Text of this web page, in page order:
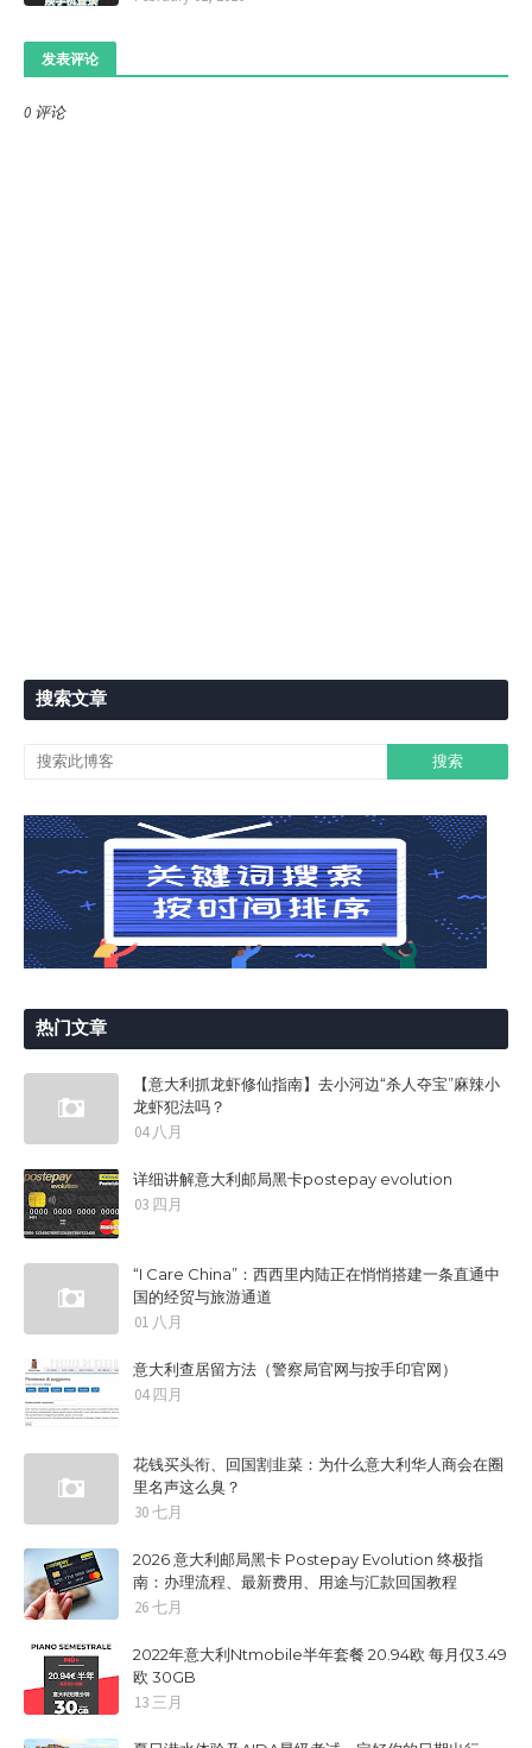
发表评论
0 评论
搜索文章
热门文章
【意大利抓龙虾修仙指南】去小河边“杀人夺宝”麻辣小
龙虾犯法吗？
04 八月
详细讲解意大利邮局黑卡postepay evolution
03 四月
“I Care China”：西西里内陆正在悄悄搭建一条直通中
国的经贸与旅游通道
01 八月
意大利查居留方法（警察局官网与按手印官网）
04 四月
花钱买头衔、回国割韭菜：为什么意大利华人商会在圈
里名声这么臭？
30 七月
2026 意大利邮局黑卡 Postepay Evolution 终极指
南：办理流程、最新费用、用途与汇款回国教程
26 七月
2022年意大利Ntmobile半年套餐 20.94欧 每月仅3.49
欧 30GB
13 三月